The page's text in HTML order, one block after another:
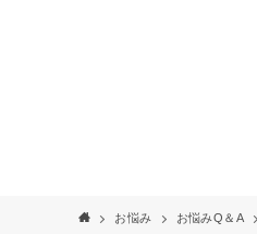
お悩み お悩みQ＆A